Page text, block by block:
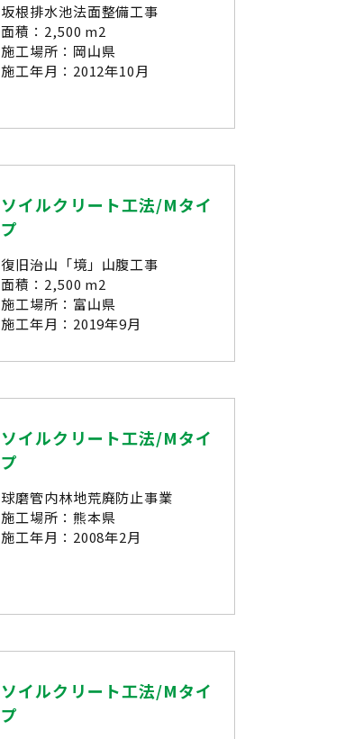
坂根排水池法面整備工事
面積：2,500 m2
施工場所：岡山県
施工年月：2012年10月
ソイルクリート工法/Mタイ
プ
復旧治山「境」山腹工事
面積：2,500 m2
施工場所：富山県
施工年月：2019年9月
ソイルクリート工法/Mタイ
プ
球磨管内林地荒廃防止事業
施工場所：熊本県
施工年月：2008年2月
ソイルクリート工法/Mタイ
プ